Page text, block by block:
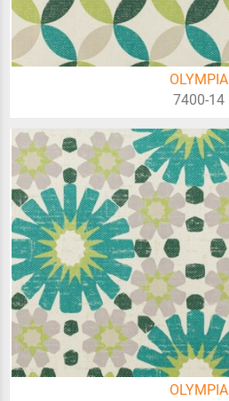
OLYMPIA
7400-14
OLYMPIA